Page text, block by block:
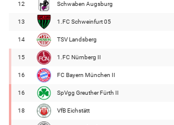
12 Schwaben Augsburg
13 1.FC Schweinfurt 05
14 TSV Landsberg
15 1.FC Nürnberg II
16 FC Bayern München II
16 SpVgg Greuther Fürth II
18 VfB Eichstätt